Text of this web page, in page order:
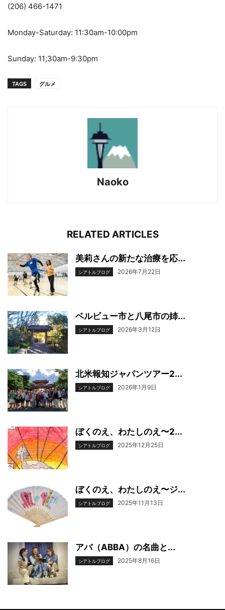
(206) 466-1471
Monday-Saturday: 11:30am-10:00pm
Sunday: 11;30am-9:30pm
TAGS グルメ
Naoko
RELATED ARTICLES
美莉さんの新たな治療を応...
シアトルブログ 2026年7月22日
ベルビュー市と八尾市の姉...
シアトルブログ 2026年3月12日
北米報知ジャパンツアー2...
シアトルブログ 2026年1月9日
ぼくのえ、わたしのえ〜2...
シアトルブログ 2025年12月25日
ぼくのえ、わたしのえ〜ジ...
シアトルブログ 2025年11月13日
アバ（ABBA）の名曲と...
シアトルブログ 2025年8月16日